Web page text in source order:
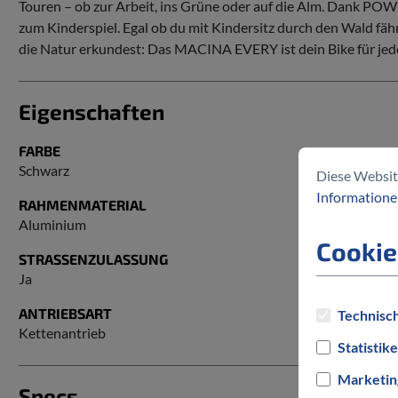
Touren – ob zur Arbeit, ins Grüne oder auf die Alm. Dank
zum Kinderspiel. Egal ob du mit Kindersitz durch den Wald
die Natur erkundest: Das MACINA EVERY ist dein Bike für
Eigenschaften
FARBE
Schwarz
RAHMENMATERIAL
Aluminium
STRASSENZULASSUNG
Ja
ANTRIEBSART
Kettenantrieb
Diese
Informationen